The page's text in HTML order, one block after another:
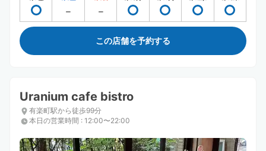
この店舗を予約する
Uranium cafe bistro
有楽町駅から徒歩99分
本日の営業時間 : 12:00〜22:00